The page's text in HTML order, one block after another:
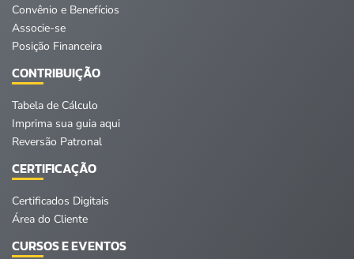
Convênio e Benefícios
Associe-se
Posição Financeira
CONTRIBUIÇÃO
Tabela de Cálculo
Imprima sua guia aqui
Reversão Patronal
CERTIFICAÇÃO
Certificados Digitais
Área do Cliente
CURSOS E EVENTOS